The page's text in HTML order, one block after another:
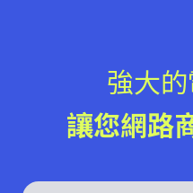
強大
讓您網路